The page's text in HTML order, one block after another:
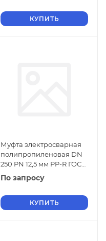
КУПИТЬ
Муфта электросварная
полипропиленовая DN
250 PN 12,5 мм PP-R ГОСТ
32415-2013
По запросу
КУПИТЬ